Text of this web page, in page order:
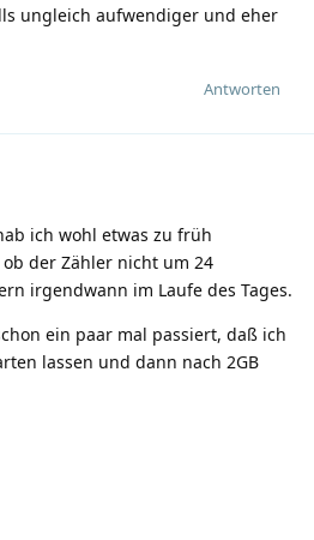
ungleich aufwendiger und eher
Antworten
ich wohl etwas zu früh
der Zähler nicht um 24
irgendwann im Laufe des Tages.
ein paar mal passiert, daß ich
lassen und dann nach 2GB